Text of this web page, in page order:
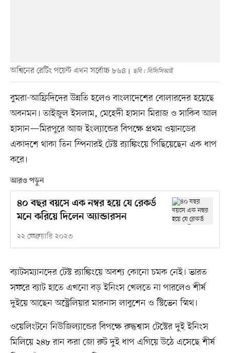
অশ্বিনের রেটিং পয়েন্ট এখন সর্বোচ্চ ৮৬৪ ছবি : বিসিসিআই
বুমরা-আফ্রিদিদের উন্নতি হলেও বাংলাদেশের বোলারদের হয়েছে
অবনমন। তাইজুল ইসলাম, মেহেদী হাসান মিরাজ ও সাকিব আল
হাসান—মিরপুরে আজ ইংল্যান্ডের বিপক্ষে প্রথম ওয়ানডের
একাদশে থাকা তিন স্পিনারই টেস্ট র‍্যাঙ্কিংয়ে পিছিয়েছেন এক ধাপ
করে।
আরও পড়ুন
৪০ বছর বয়সে এক নম্বর হয়ে যে রেকর্ড
মনে করিয়ে দিলেন অ্যান্ডারসন
২২ ফেব্রুয়ারি ২০২৩
ব্যাটসম্যানদের টেস্ট র‍্যাঙ্কিংয়ে অবশ্য কোনো চমক নেই। ভারত
সফরে ব্যাট হাতে এখনো বড় ইনিংস খেলতে না পারলেও শীর্ষ
দুইয়ে আছেন অস্ট্রেলিয়ার মারনাস লাবুশেন ও স্টিভেন স্মিথ।
ওয়েলিংটনে নিউজিল্যান্ডের বিপক্ষে রুদ্ধশ্বাস টেস্টের দুই ইনিংস
মিলিয়ে ২৪৮ রান করা জো রুট দুই ধাপ এগিয়ে উঠে এসেছে শীর্ষ